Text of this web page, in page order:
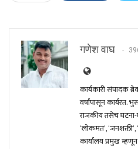
गणेश वाघ
कार्यकारी संपादक
वर्षांपासून कार्यरत.
राजकीय तसेच घटना-
‘लोकमत’,
कार्यालय प्रमुख